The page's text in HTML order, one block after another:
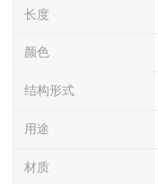
长度
颜色
结构形式
用途
材质